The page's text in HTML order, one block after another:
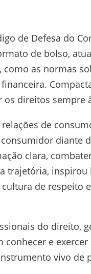
de Defesa do
de bolso,
como as normas
os direitos sempre
relações de
diante
clara,
trajetória,
de respeito
do direito,
e
vivo de